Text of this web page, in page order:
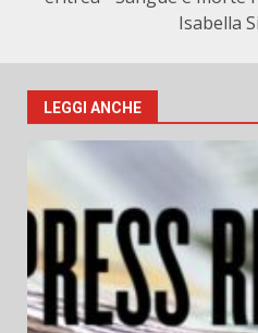
Isabella
LEGGI ANCHE